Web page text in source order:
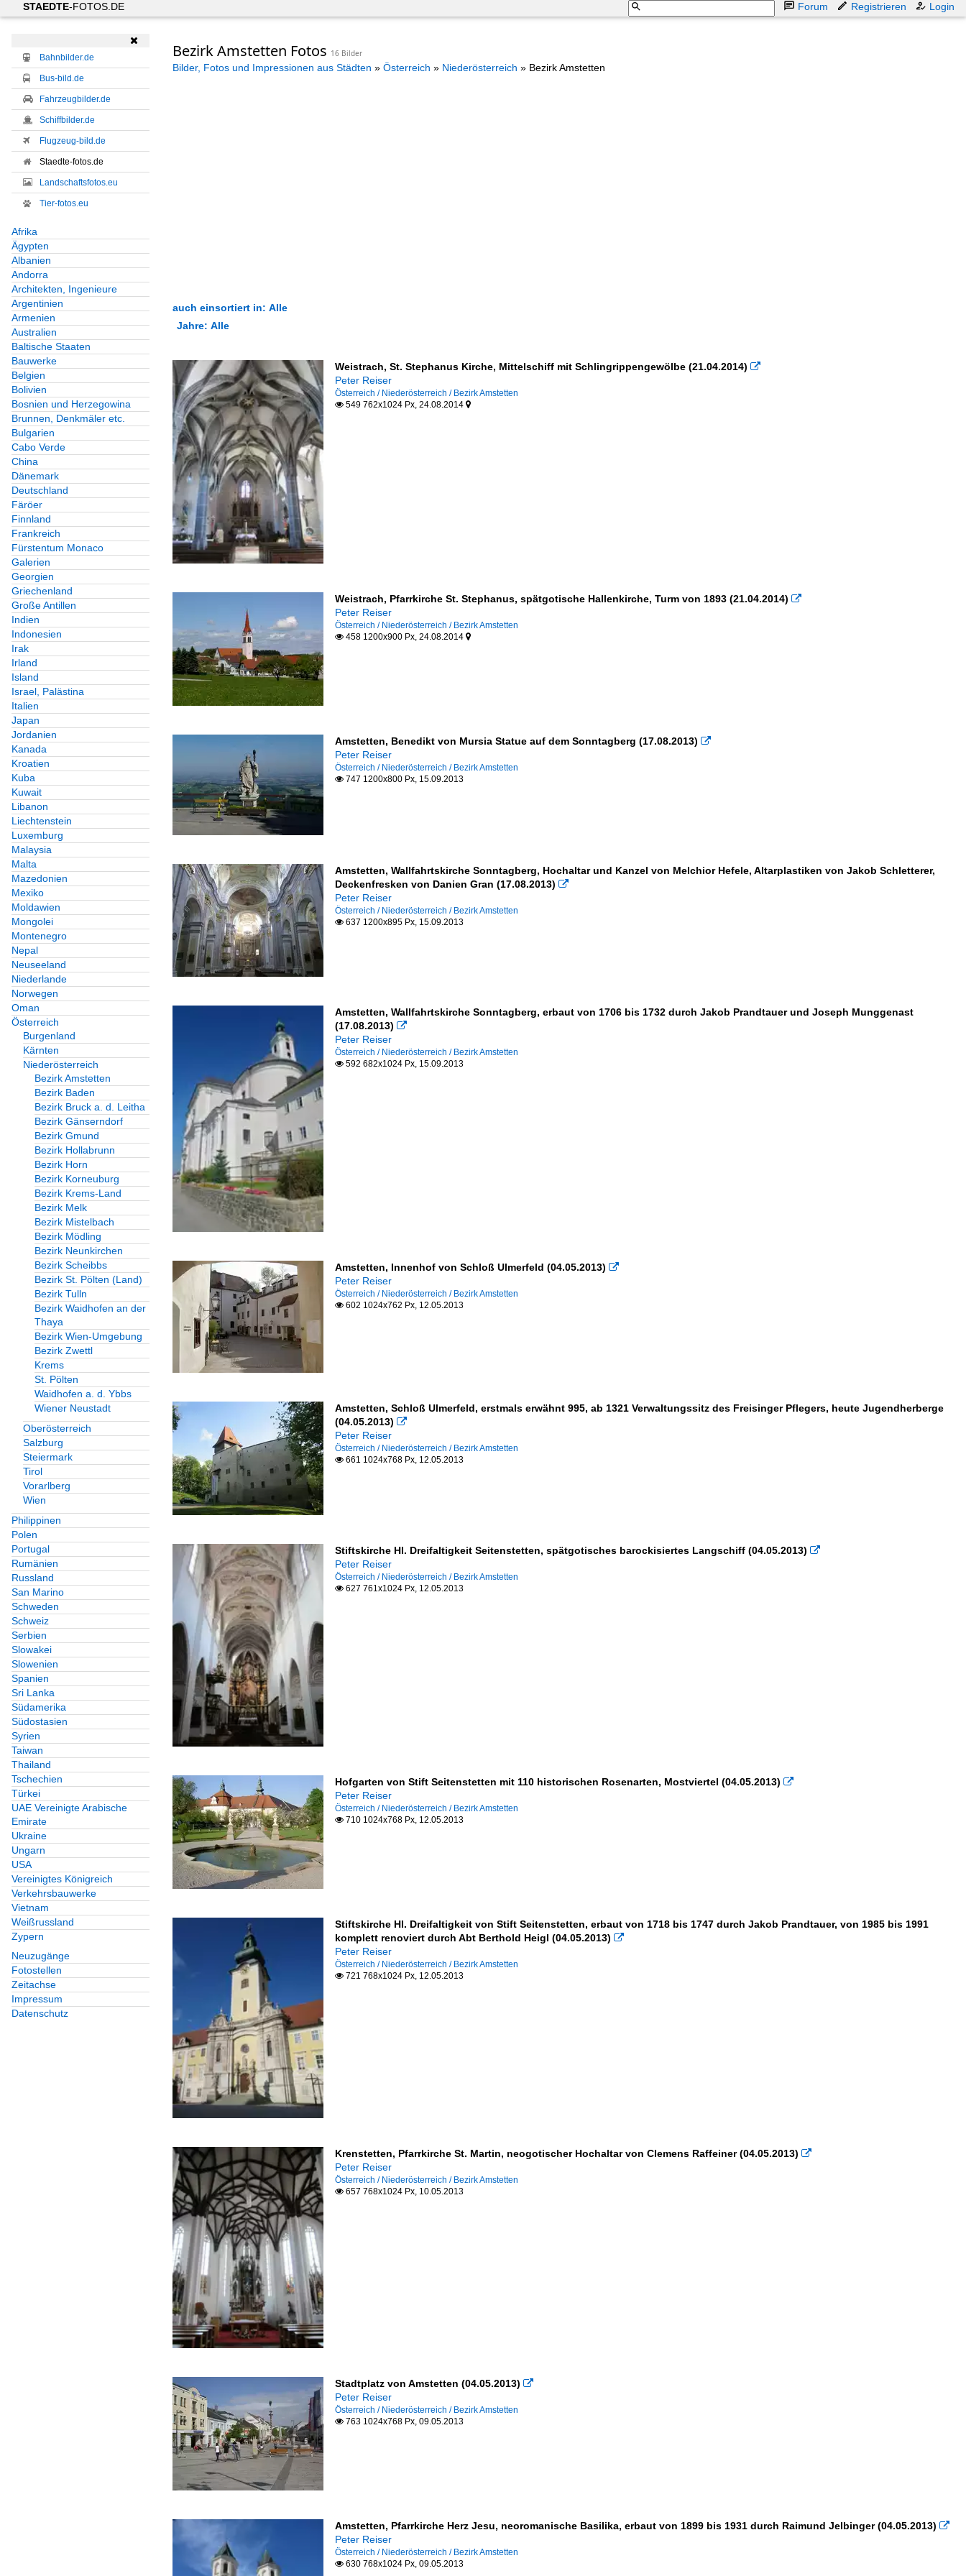
STAEDTE-FOTOS.DE Forum Registrieren Login

Bahnbilder.de
Bus-bild.de
Fahrzeugbilder.de
Schiffbilder.de
Flugzeug-bild.de
Staedte-fotos.de
Landschaftsfotos.eu
Tier-fotos.eu
Afrika
Ägypten
Albanien
Andorra
Architekten, Ingenieure
Argentinien
Armenien
Australien
Baltische Staaten
Bauwerke
Belgien
Bolivien
Bosnien und Herzegowina
Brunnen, Denkmäler etc.
Bulgarien
Cabo Verde
China
Dänemark
Deutschland
Färöer
Finnland
Frankreich
Fürstentum Monaco
Galerien
Georgien
Griechenland
Große Antillen
Indien
Indonesien
Irak
Irland
Island
Israel, Palästina
Italien
Japan
Jordanien
Kanada
Kroatien
Kuba
Kuwait
Libanon
Liechtenstein
Luxemburg
Malaysia
Malta
Mazedonien
Mexiko
Moldawien
Mongolei
Montenegro
Nepal
Neuseeland
Niederlande
Norwegen
Oman
Österreich
Burgenland
Kärnten
Niederösterreich
Bezirk Amstetten
Bezirk Baden
Bezirk Bruck a. d. Leitha
Bezirk Gänserndorf
Bezirk Gmund
Bezirk Hollabrunn
Bezirk Horn
Bezirk Korneuburg
Bezirk Krems-Land
Bezirk Melk
Bezirk Mistelbach
Bezirk Mödling
Bezirk Neunkirchen
Bezirk Scheibbs
Bezirk St. Pölten (Land)
Bezirk Tulln
Bezirk Waidhofen an der
Thaya
Bezirk Wien-Umgebung
Bezirk Zwettl
Krems
St. Pölten
Waidhofen a. d. Ybbs
Wiener Neustadt
Oberösterreich
Salzburg
Steiermark
Tirol
Vorarlberg
Wien
Philippinen
Polen
Portugal
Rumänien
Russland
San Marino
Schweden
Schweiz
Serbien
Slowakei
Slowenien
Spanien
Sri Lanka
Südamerika
Südostasien
Syrien
Taiwan
Thailand
Tschechien
Türkei
UAE Vereinigte Arabische
Emirate
Ukraine
Ungarn
USA
Vereinigtes Königreich
Verkehrsbauwerke
Vietnam
Weißrussland
Zypern
Neuzugänge
Fotostellen
Zeitachse
Impressum
Datenschutz
Bezirk Amstetten Fotos 16 Bilder
Bilder, Fotos und Impressionen aus Städten » Österreich » Niederösterreich » Bezirk Amstetten
auch einsortiert in: Alle
Jahre: Alle
Alle Jahre
2010
2013
2014
Weistrach, St. Stephanus Kirche, Mittelschiff mit Schlingrippengewölbe (21.04.2014) 
Peter Reiser
Österreich / Niederösterreich / Bezirk Amstetten
549 762x1024 Px, 24.08.2014 
Weistrach, Pfarrkirche St. Stephanus, spätgotische Hallenkirche, Turm von 1893 (21.04.2014) 
Peter Reiser
Österreich / Niederösterreich / Bezirk Amstetten
458 1200x900 Px, 24.08.2014 
Amstetten, Benedikt von Mursia Statue auf dem Sonntagberg (17.08.2013) 
Peter Reiser
Österreich / Niederösterreich / Bezirk Amstetten
747 1200x800 Px, 15.09.2013
Amstetten, Wallfahrtskirche Sonntagberg, Hochaltar und Kanzel von Melchior Hefele, Altarplastiken von Jakob Schletterer,
Deckenfresken von Danien Gran (17.08.2013) 
Peter Reiser
Österreich / Niederösterreich / Bezirk Amstetten
637 1200x895 Px, 15.09.2013
Amstetten, Wallfahrtskirche Sonntagberg, erbaut von 1706 bis 1732 durch Jakob Prandtauer und Joseph Munggenast
(17.08.2013) 
Peter Reiser
Österreich / Niederösterreich / Bezirk Amstetten
592 682x1024 Px, 15.09.2013
Amstetten, Innenhof von Schloß Ulmerfeld (04.05.2013) 
Peter Reiser
Österreich / Niederösterreich / Bezirk Amstetten
602 1024x762 Px, 12.05.2013
Amstetten, Schloß Ulmerfeld, erstmals erwähnt 995, ab 1321 Verwaltungssitz des Freisinger Pflegers, heute Jugendherberge
(04.05.2013) 
Peter Reiser
Österreich / Niederösterreich / Bezirk Amstetten
661 1024x768 Px, 12.05.2013
Stiftskirche Hl. Dreifaltigkeit Seitenstetten, spätgotisches barockisiertes Langschiff (04.05.2013) 
Peter Reiser
Österreich / Niederösterreich / Bezirk Amstetten
627 761x1024 Px, 12.05.2013
Hofgarten von Stift Seitenstetten mit 110 historischen Rosenarten, Mostviertel (04.05.2013) 
Peter Reiser
Österreich / Niederösterreich / Bezirk Amstetten
710 1024x768 Px, 12.05.2013
Stiftskirche Hl. Dreifaltigkeit von Stift Seitenstetten, erbaut von 1718 bis 1747 durch Jakob Prandtauer, von 1985 bis 1991
komplett renoviert durch Abt Berthold Heigl (04.05.2013) 
Peter Reiser
Österreich / Niederösterreich / Bezirk Amstetten
721 768x1024 Px, 12.05.2013
Krenstetten, Pfarrkirche St. Martin, neogotischer Hochaltar von Clemens Raffeiner (04.05.2013) 
Peter Reiser
Österreich / Niederösterreich / Bezirk Amstetten
657 768x1024 Px, 10.05.2013
Stadtplatz von Amstetten (04.05.2013) 
Peter Reiser
Österreich / Niederösterreich / Bezirk Amstetten
763 1024x768 Px, 09.05.2013
Amstetten, Pfarrkirche Herz Jesu, neoromanische Basilika, erbaut von 1899 bis 1931 durch Raimund Jelbinger (04.05.2013) 
Peter Reiser
Österreich / Niederösterreich / Bezirk Amstetten
630 768x1024 Px, 09.05.2013